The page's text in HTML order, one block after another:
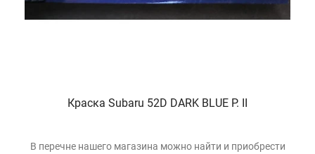
Краска Subaru 52D DARK BLUE P. II
В перечне нашего магазина можно найти и приобрести